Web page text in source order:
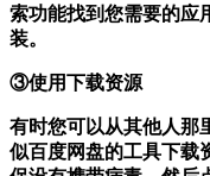
索功能找到您需要的应
装。
③使用下载资源
有时您可以从其他人那
似百度网盘的工具下载